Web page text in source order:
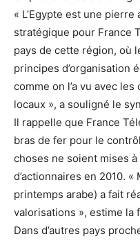
« L’Egypte est une
stratégique pour France
pays de cette région, où
principes d’organisation
comme on l’a vu avec les
locaux », a souligné le
Il rappelle que France
bras de fer pour le
choses ne soient mises à
d’actionnaires en 2010.
printemps arabe) a fait
valorisations », estime la
Dans d’autres pays